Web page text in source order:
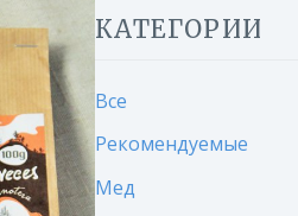
КАТЕГОРИИ
Все
Рекомендуемые
Мед